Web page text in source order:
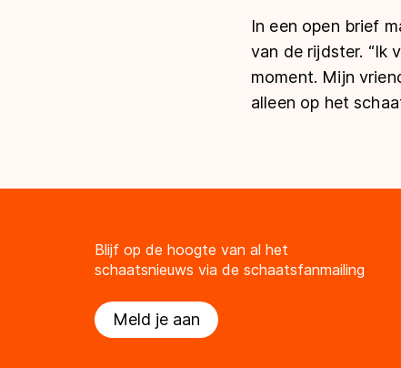
In een open brief
van de rijdster. “Ik
moment. Mijn
alleen op het
Blijf op de hoogte van al het
schaatsnieuws via de schaatsfanmailing
Meld je aan